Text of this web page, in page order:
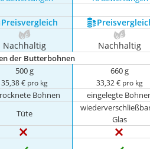
Preis­vergleich
Nachhaltig Nachhaltig
der Butterbohnen
500 g
35,38 € pro kg
660 g
33,32 € pro kg
Bohnen eingelegte
Tüte
Glas